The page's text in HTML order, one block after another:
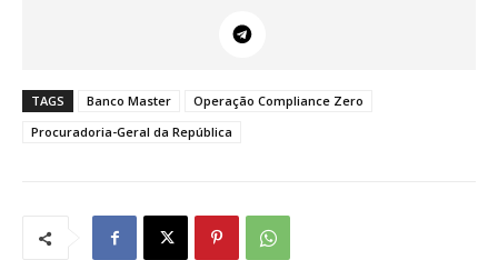
TAGS Banco Master
Operação Compliance Zero
Procuradoria-Geral da República